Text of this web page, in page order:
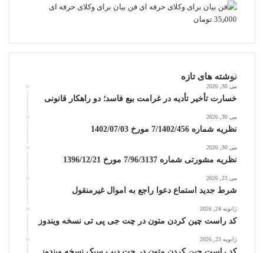
فن بیان برای وکلای حرفه ای
35٫000 تومان
نوشته های تازه
می 30, 2026
خسارت تأخیر تأدیه در غرامت بیع فاسد؛ دو راهکار قانونی
می 30, 2026
نظریه شماره 7/1402/456 مورخ 1402/07/03
می 30, 2026
نظریه مشورتی شماره 7/96/3137 مورخ 1396/12/21
می 23, 2026
شرط جدید استماع دعوا راجع به اموال غیرمنقول
ژانویه 24, 2026
کد راست چین کردن متون در چت جی پی تی نسخه ویندوز
ژانویه 23, 2026